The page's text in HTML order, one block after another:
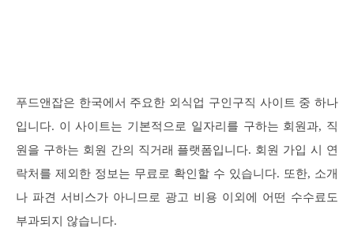
푸드앤잡은 한국에서 주요한 외식업 구인구직 사이트 중 하나
입니다. 이 사이트는 기본적으로 일자리를 구하는 회원과, 직
원을 구하는 회원 간의 직거래 플랫폼입니다. 회원 가입 시 연
락처를 제외한 정보는 무료로 확인할 수 있습니다. 또한, 소개
나 파견 서비스가 아니므로 광고 비용 이외에 어떤 수수료도
부과되지 않습니다.